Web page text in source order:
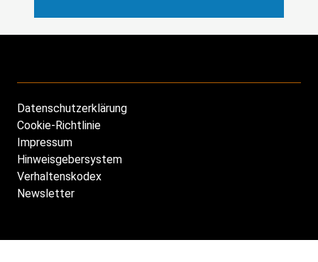
Footer
DE
Datenschutzerklärung
Cookie-Richtlinie
Impressum
Hinweisgebersystem
Verhaltenskodex
Newsletter